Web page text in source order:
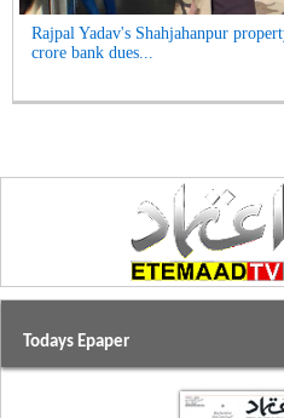
Rajpal Yadav's Shahjahanpur
crore bank dues...
Todays Epaper